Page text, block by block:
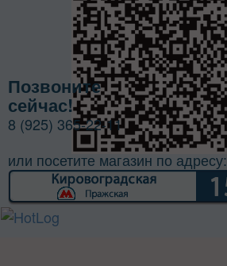
Позвоните
сейчас!
8 (925) 365-22-11
или посетите магазин по адресу: